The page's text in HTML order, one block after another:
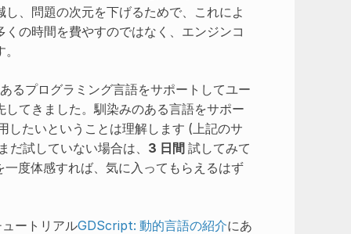
、問題の次元を下げるためで、これによ
の時間を費やすのではなく、エンジンコ
るプログラミング言語をサポートしてユー
てきました。馴染みのある言語をサポー
たいということは理解します (上記のサ
試していない場合は、 3 日間試してみて
度体感すれば、気に入ってもらえるはず
ートリアルGDScript: 動的言語の紹介にあ